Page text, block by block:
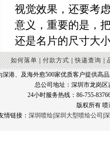
视觉效果，还要考
意义，重要的是，
还是名片的尺寸大
如何落单|付款方式|快递查询|
深港、及海外愈500家优质客户提供高
总公司地址：深圳市龙岗
24小时服务热线：86-755-
版权所有
情链接： 深圳喷绘深圳大型喷绘公司